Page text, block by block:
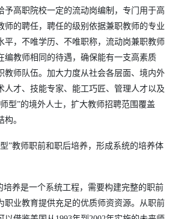
予高职院校一定的流动岗编制，专门用于高
师的聘任，聘任的级别依据兼职教师的专业
平，不唯学历、不唯职称，流动岗兼职教师
编教师相同的待遇，确保能有一支高素质
教师队伍。加大力度从社会各层面、境内外
人才、技能专家、能工巧匠、管理人才以及
型”的境外人士，扩大教师招聘范围覆盖
。
”教师职前和职后培养，形成系统的培养体
培养是一个系统工程，需要构建完整的职前
职业教育提供充足的优质师资资源。从职前